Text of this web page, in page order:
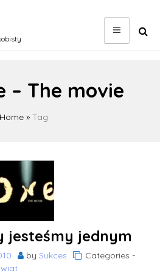
– The movie
Home » Tag
jesteśmy jednym
by Sukces
Categories -